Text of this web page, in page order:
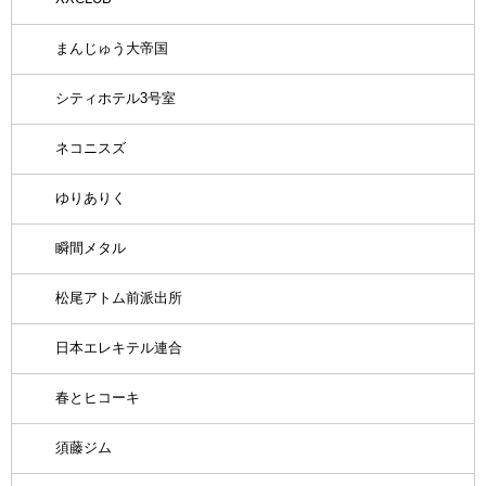
まんじゅう大帝国
シティホテル3号室
ネコニスズ
ゆりありく
瞬間メタル
松尾アトム前派出所
日本エレキテル連合
春とヒコーキ
須藤ジム